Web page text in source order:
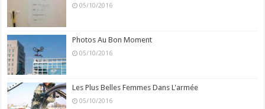
05/10/2016
Photos Au Bon Moment
05/10/2016
Les Plus Belles Femmes Dans L'armée
05/10/2016